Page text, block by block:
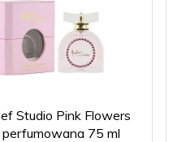
Studio Pink Flowers
75 ml